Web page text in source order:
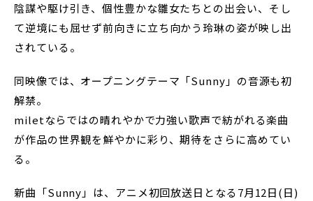
陰謀や駆け引き、個性豊かな雛女たちとの出会い、そし
て逆境にも屈せず前向きに立ち向かう玲琳の姿が映し出
されている。
同映像では、オープニングテーマ「Sunny」の音源も初
解禁。
miletならではの晴れやかで力強い歌声で紡がれる楽曲
が作品の世界観を鮮やかに彩り、期待をさらに高めてい
る。
新曲「Sunny」は、アニメ初回放送日となる7月12日(日)